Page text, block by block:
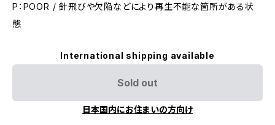
P：POOR / 針飛びや欠陥などにより再生不能な箇所がある状
態
International shipping available
Sold out
日本国内にお住まいの方向け